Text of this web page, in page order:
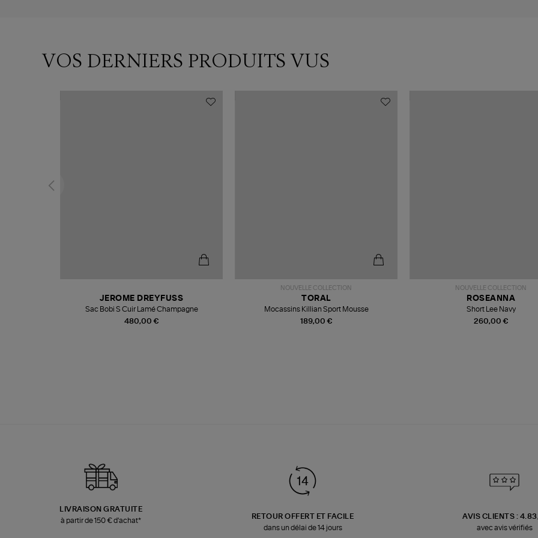
VOS DERNIERS PRODUITS VUS
480,00 €
JEROME DREYFUSS
Sac Bobi S Cuir Lamé Champagne
NOUVELLE COLLECTION
189,00 €
TORAL
Mocassins Killian Sport Mousse
NOUVELLE COLLECTION
260,00 €
ROSEANNA
Short Lee Navy
LIVRAISON GRATUITE
à partir de 150 € d'achat*
RETOUR OFFERT ET FACILE
dans un délai de 14 jours
AVIS CLIENTS :
avec avis vérifiés